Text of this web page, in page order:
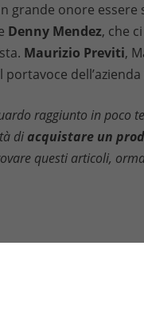
grande onore essere
Denny Mendez, che
Maurizio Previti,
raggiunto in poco
di acquistare un
questi articoli,